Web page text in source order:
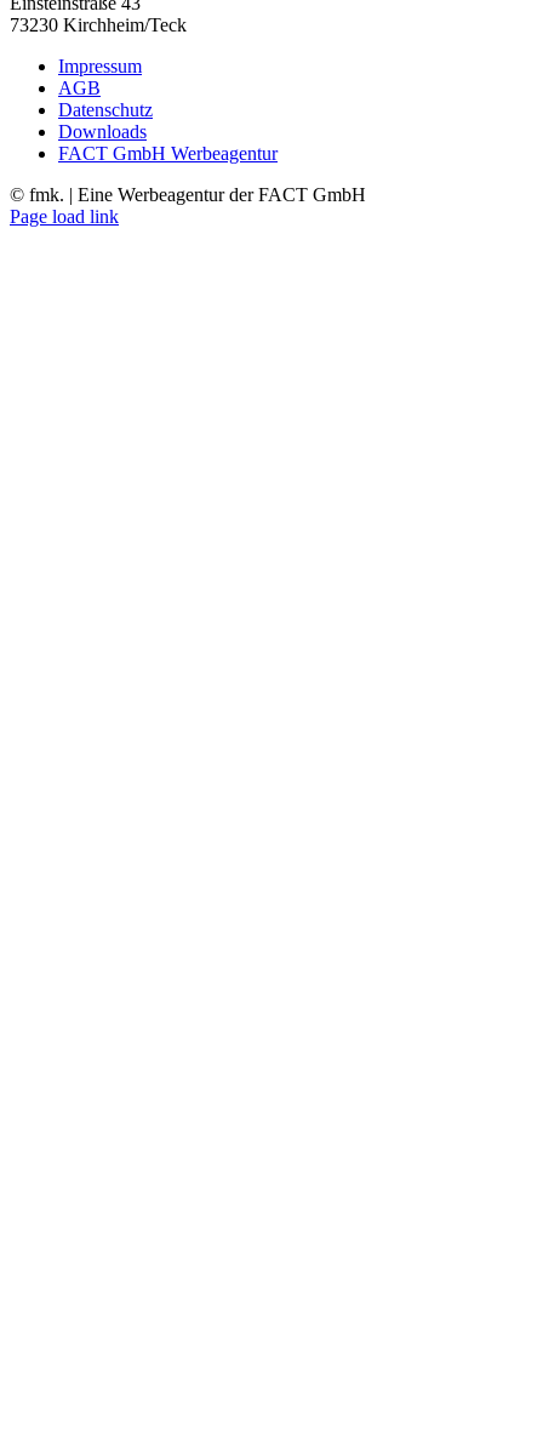
73230 Kirchheim/Teck
Impressum
AGB
Datenschutz
Downloads
FACT GmbH Werbeagentur
© fmk. | Eine Werbeagentur der FACT GmbH
Facebook
LinkedIn
Xing
Instagram
Page load link